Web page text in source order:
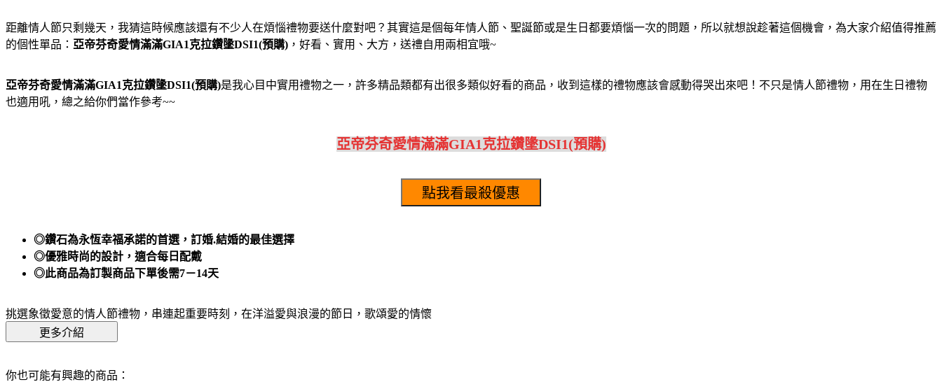
距離情人節只剩幾天，我猜這時候應該還有不少人在煩惱禮物要送什麼對吧？其實這是個每年情人節、聖誕節或是生日都要煩惱一次的問題，所以就想說趁著這個機會，為大家介紹值得推薦
的個性單品： 亞帝芬奇愛情滿滿GIA1克拉鑽墬DSI1(預購) ，好看、實用、大方，送禮自用兩相宜哦~
亞帝芬奇愛情滿滿GIA1克拉鑽墬DSI1(預購)是我心目中實用禮物之一，許多精品類都有出很多類似好看的商品，收到這樣的禮物應該會感動得哭出來吧！不只是情人節禮物，用在生日禮物
也適用吼，總之給你們當作參考~~
亞帝芬奇愛情滿滿GIA1克拉鑽墬DSI1(預購)
◎鑽石為永恆幸福承諾的首選，訂婚.結婚的最佳選擇
◎優雅時尚的設計，適合每日配戴
◎此商品為訂製商品下單後需7－14天
挑選象徵愛意的情人節禮物，串連起重要時刻，在洋溢愛與浪漫的節日，歌頌愛的情懷
你也可能有興趣的商品：